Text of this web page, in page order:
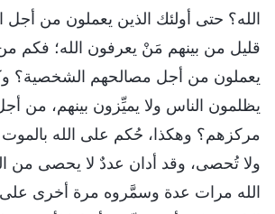
الله؟ حتى أولئك الذين يعملون من أجل
قليل من بينهم مَنْ يعرفون الله؛ فكم
يعملون من أجل مصالحهم الشخصية؟
يظلمون الناس ولا يميِّزون بينهم، من
مركزهم؟ وهكذا، حُكم على الله بالموت
ولا تُحصى، وقد أدان عددٌ لا يحصى من
الله مرات عدة وسمَّروه مرة أخرى